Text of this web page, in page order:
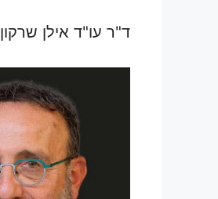
ד"ר עו"ד אילן שרקון